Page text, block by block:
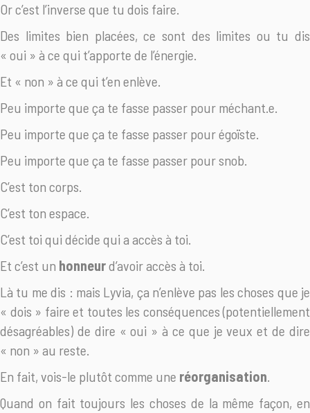
Or c’est l’inverse que tu dois faire.
Des limites bien placées, ce sont des limites ou tu dis
« oui » à ce qui t’apporte de l’énergie.
Et « non » à ce qui t’en enlève.
Peu importe que ça te fasse passer pour méchant.e.
Peu importe que ça te fasse passer pour égoïste.
Peu importe que ça te fasse passer pour snob.
C’est ton corps.
C’est ton espace.
C’est toi qui décide qui a accès à toi.
Et c’est un honneurd’avoir accès à toi.
Là tu me dis : mais Lyvia, ça n’enlève pas les choses que je
« dois » faire et toutes les conséquences (potentiellement
désagréables) de dire « oui » à ce que je veux et de dire
« non » au reste.
En fait, vois-le plutôt comme une réorganisation.
Quand on fait toujours les choses de la même façon, en